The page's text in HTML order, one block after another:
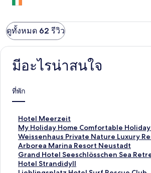
ดูทั้งหมด 62 รีวิว
มีอะไรน่าสนใจ
ที่พัก
Hotel Meerzeit
ลิ
ง
ก์
ม
า
ต
My Holiday Home Comfortable
ลิ
ง
ก์
ม
า
Weissenhaus Private Nature Luxury
ลิ
ง
ก์
ม
Arborea Marina Resort Neustadt
ลิ
ง
ก์
Grand Hotel Seeschlösschen Sea
ลิ
ง
Hotel Strandidyll
ลิ